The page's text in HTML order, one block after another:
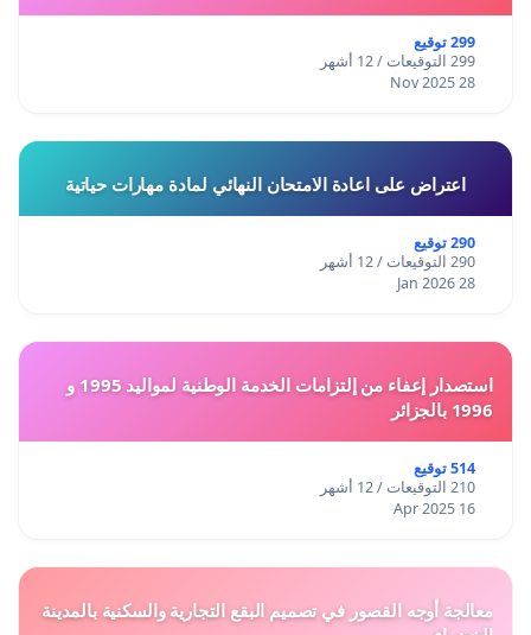
299 توقيع
299 التوقيعات / 12 أشهر
28 Nov 2025
اعتراض على اعادة الامتحان النهائي لمادة مهارات حياتية
290 توقيع
290 التوقيعات / 12 أشهر
28 Jan 2026
استصدار إعفاء من إلتزامات الخدمة الوطنية لمواليد 1995 و
1996 بالجزائر
514 توقيع
210 التوقيعات / 12 أشهر
16 Apr 2025
معالجة أوجه القصور في تصميم البقع التجارية والسكنية بالمدينة